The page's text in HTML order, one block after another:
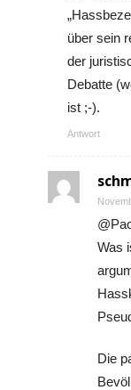
über sein
der
Debatte
ist ;-).
Antwort
Was
Die